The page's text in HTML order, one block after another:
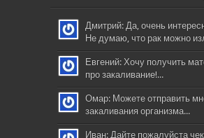
Дмитрий: Да, очень
Не думаю, что рак можно
Евгений: Хочу получить
про закаливание!...
Омар: Можете отправить
закаливания организма...
Иван: Дайте пожалуйста